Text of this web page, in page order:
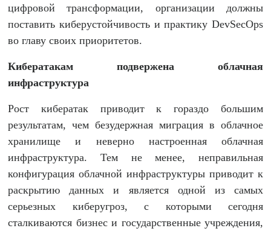
цифровой трансформации, организации должны
поставить киберустойчивость и практику DevSecOps
во главу своих приоритетов.
Кибератакам подвержена облачная
инфраструктура
Рост кибератак приводит к гораздо большим
результатам, чем безудержная миграция в облачное
хранилище и неверно настроенная облачная
инфраструктура. Тем не менее, неправильная
конфигурация облачной инфраструктуры приводит к
раскрытию данных и является одной из самых
серьезных киберугроз, с которыми сегодня
сталкиваются бизнес и государственные учреждения,